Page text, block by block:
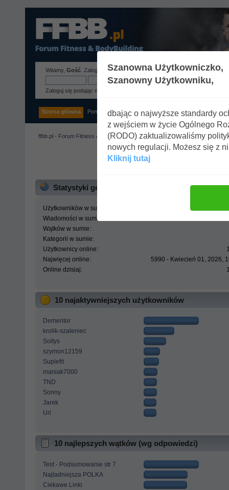
Witamy, Gość Zaloguj sięlubzarejestruj.
Zaloguj się podając nazwę użytkownika, hasło i długość sesji
Strona główna Pomoc Szukaj Tags Zaloguj się Rejestracja
ffbb.pl - Forum Fitness & BodyBuilding» Centrum statystyk
ffbb.pl - Forum Fitness
Statystyki generalne
Użytkowników w sumie:
Wiadomości w sumie:
Wątków w sumie:
Kategorii w sumie:
Użytkownicy online:
Najwięcej online:
5990 - Kwiecień 01, 2026,
Online dzisiaj:
10 najaktywniejszych użytkowników
Dementor
krolik-szaleniec
Soltys
szymon12159
Suplefit
maniak7000
TND
Sonny
Jarek
Uri
10 najlepszych wątków (wg odpowiedzi)
Test - Podsumowanie str 7
Najladniejsza POLKA
Ciekawe Linki
Szanowna Użytkowniczko,
Szanowny Użytkowniku,
dbając o najwyższe standardy
z wejściem w życie Ogólnego
(RODO) zaktualizowaliśmy
nowych regulacji. Możesz się z
Kliknij tutaj